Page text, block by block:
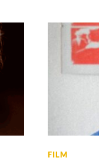
FILM